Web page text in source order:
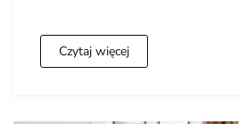
Czytaj więcej